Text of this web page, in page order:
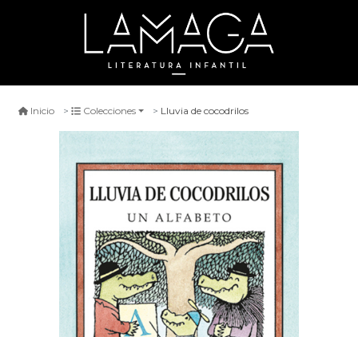
Inicio Colecciones Lluvia de cocodrilos